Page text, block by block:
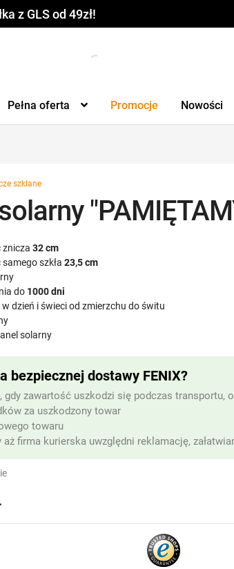
z GLS od 49zł!
Pełna oferta Promocje Nowości
szklane
znicza32 cm
samego szkła23,5 cm
do 1000 dni
w dzień i świeci od zmierzchu do świtu
solarny
bezpiecznej dostawy FENIX?
gdy zawartość uszkodzi się podczas transportu,
za uszkodzony towar
towaru
aż firma kurierska uwzględni reklamację,